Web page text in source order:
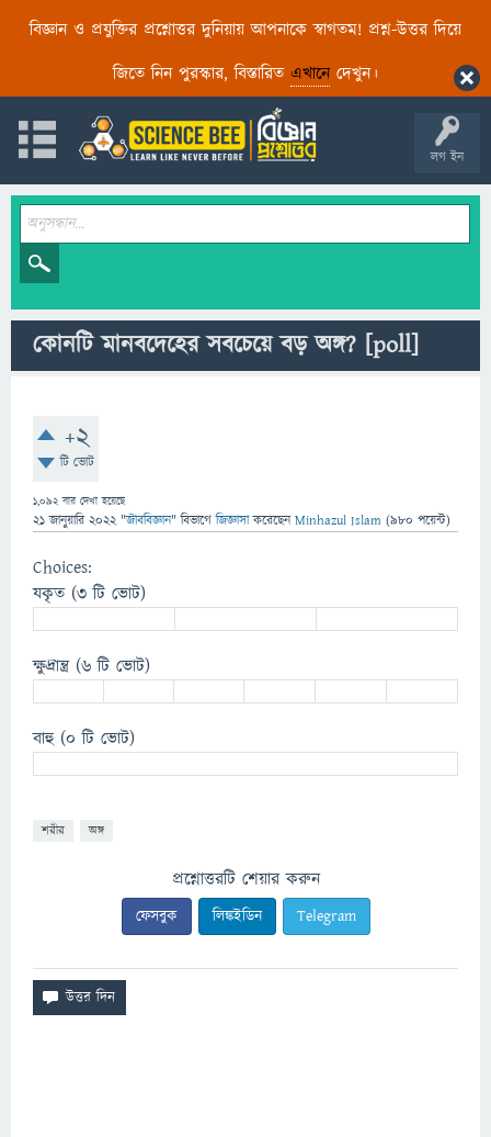
বিজ্ঞান ও প্রযুক্তির প্রশ্নোত্তর দুনিয়ায় আপনাকে স্বাগতম! প্রশ্ন-উত্তর দিয়ে
জিতে নিন পুরস্কার, বিস্তারিত এখানেদেখুন।
লগ ইন
কোনটি মানবদেহের সবচেয়ে বড় অঙ্গ? [poll]
+2
টি ভোট
1,092বার দেখা হয়েছে
21 জানুয়ারি 2022 "জীববিজ্ঞান" বিভাগে জিজ্ঞাসাকরেছেনMinhazul Islam (980 পয়েন্ট)
Choices:
যকৃত(3 টি ভোট)
ক্ষুদ্রান্ত্র(6 টি ভোট)
বাহু(0 টি ভোট)
শরীর অঙ্গ
প্রশ্নোত্তরটি শেয়ার করুন
ফেসবুক লিঙ্কইডিন Telegram